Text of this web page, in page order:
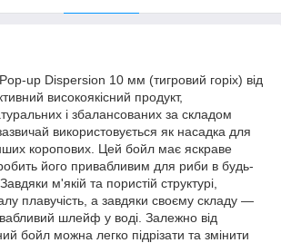
up Dispersion 10 мм (тигровий горіх) від
високоякісний продукт,
і збалансованих за складом
використовується як насадка для
коропових. Цей бойл має яскраве
його привабливим для риби в будь-
м'якій та пористій структурі,
плавучість, а завдяки своєму складу —
шлейф у воді. Залежно від
бойл можна легко підрізати та змінити